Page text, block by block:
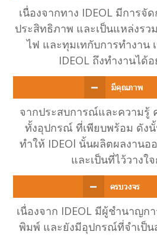
เนื่องจากทาง IDEOL มีการ
ประสิทธิภาพ และเป็นแหล่งร
ไฟ และทุมเทกับการทำงาน
IDEOL ถึงทำงานได้อ
จากประสบการณ์และความรู้
ทั้งอุปกรณ์ ที่เพียบพร้อม ดัง
ทำให้ IDEOl นั้นผลิตผลงาน
และเป็นที่ไว้วางใ
เนื่องจาก IDEOL มีผู้ชำนาญก
พิมพ์ และยังมีอุปกรณ์ที่จำเป็